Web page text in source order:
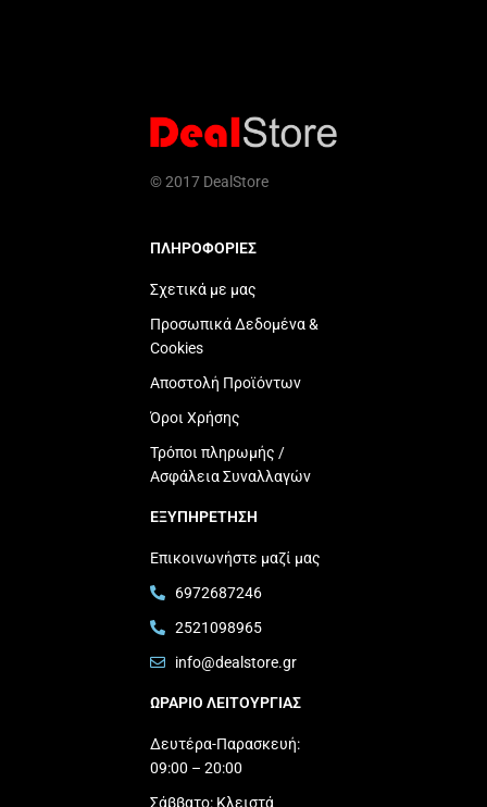
© 2017 DealStore
ΠΛΗΡΟΦΟΡΙΕΣ
Σχετικά με μας
Προσωπικά Δεδομένα &
Cookies
Αποστολή Προϊόντων
Όροι Χρήσης
Τρόποι πληρωμής /
Ασφάλεια Συναλλαγών
ΕΞΥΠΗΡΕΤΗΣΗ
Επικοινωνήστε μαζί μας
6972687246
2521098965
info@dealstore.gr
ΩΡΑΡΙΟ ΛΕΙΤΟΥΡΓΙΑΣ​
Δευτέρα-Παρασκευή:
09:00 – 20:00
Σάββατο: Κλειστά